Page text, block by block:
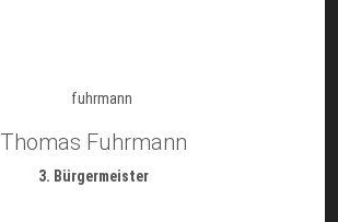
Thomas Fuhrmann
3. Bürgermeister